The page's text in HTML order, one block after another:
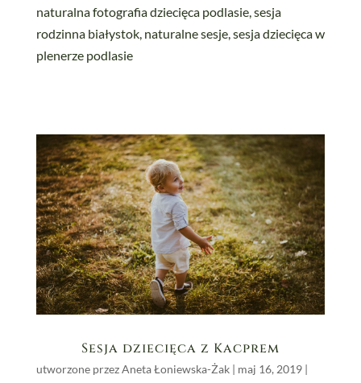
Sesja dziecięca z Kacprem
utworzone przezAneta Łoniewska-Żak| maj 16, 2019|